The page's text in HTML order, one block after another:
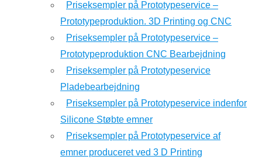
Priseksempler på Prototypeservice –
Prototypeproduktion. 3D Printing og CNC
Priseksempler på Prototypeservice –
Prototypeproduktion CNC Bearbejdning
Priseksempler på Prototypeservice
Pladebearbejdning
Priseksempler på Prototypeservice indenfor
Silicone Støbte emner
Priseksempler på Prototypeservice af
emner produceret ved 3 D Printing